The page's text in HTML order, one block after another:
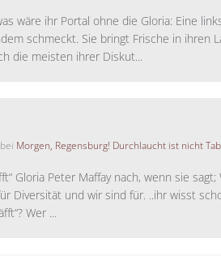
wäre ihr Portal ohne die Gloria: Eine
schmeckt. Sie bringt Frische in ihren
die meisten ihrer Diskut...
Morgen, Regensburg! Durchlaucht ist nicht
Gloria Peter Maffay nach, wenn sie
Diversität und wir sind für. ..ihr wisst
Wer ...